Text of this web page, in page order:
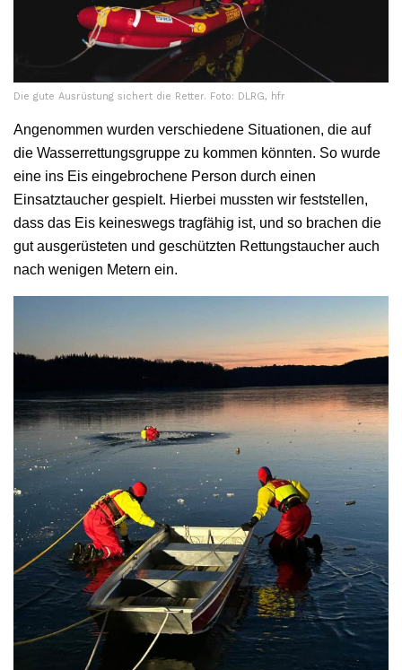
Die gute Ausrüstung sichert die Retter. Foto: DLRG, hfr
Angenommen wurden verschiedene Situationen, die auf
die Wasserrettungsgruppe zu kommen könnten. So wurde
eine ins Eis eingebrochene Person durch einen
Einsatztaucher gespielt. Hierbei mussten wir feststellen,
dass das Eis keineswegs tragfähig ist, und so brachen die
gut ausgerüsteten und geschützten Rettungstaucher auch
nach wenigen Metern ein.